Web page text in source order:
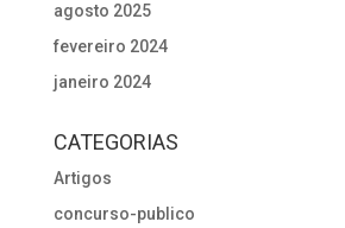
agosto 2025
fevereiro 2024
janeiro 2024
CATEGORIAS
Artigos
concurso-publico